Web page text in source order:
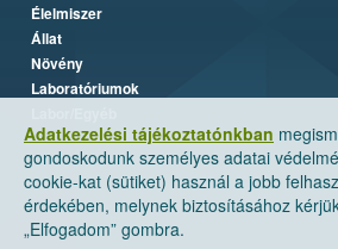
Adatkezelési tájékoztatónkban
gondoskodunk személyes adatai
cookie-kat (sütiket) használ a jobb
érdekében, melynek biztosításához
„Elfogadom” gombra.
Élelmiszer
Állat
Növény
Laboratóriumok